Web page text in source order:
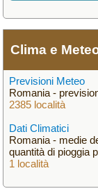
Clima e
Previsioni Meteo
Romania -
2385 località
Dati Climatici
Romania - medie
quantità di pioggia
1 località